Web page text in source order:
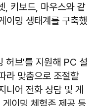
, 키보드, 마우스와 같
이밍 생태계를 구축했
허브'를 지원해 PC 설
라 맞춤으로 조절할
니어 전화 상담 및 게
이밍 체험존 제공 등